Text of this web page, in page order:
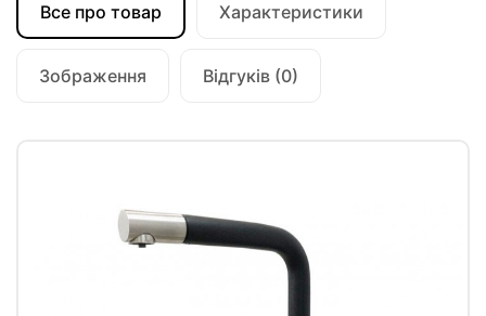
Все про товар Характеристики
Зображення Відгуків (0)